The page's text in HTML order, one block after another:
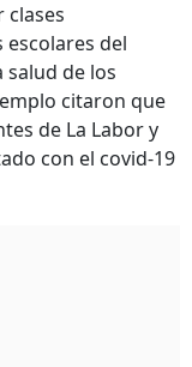
del
de los
citaron que
de La Labor y
con el covid-19